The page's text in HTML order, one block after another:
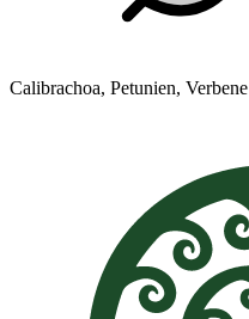
Calibrachoa, Petunien, Verbene